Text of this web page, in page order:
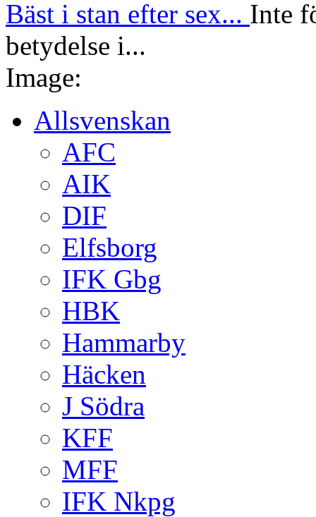
Bäst i stan efter sex... Inte
betydelse i...
Image:
Allsvenskan
AFC
AIK
DIF
Elfsborg
IFK Gbg
HBK
Hammarby
Häcken
J Södra
KFF
MFF
IFK Nkpg